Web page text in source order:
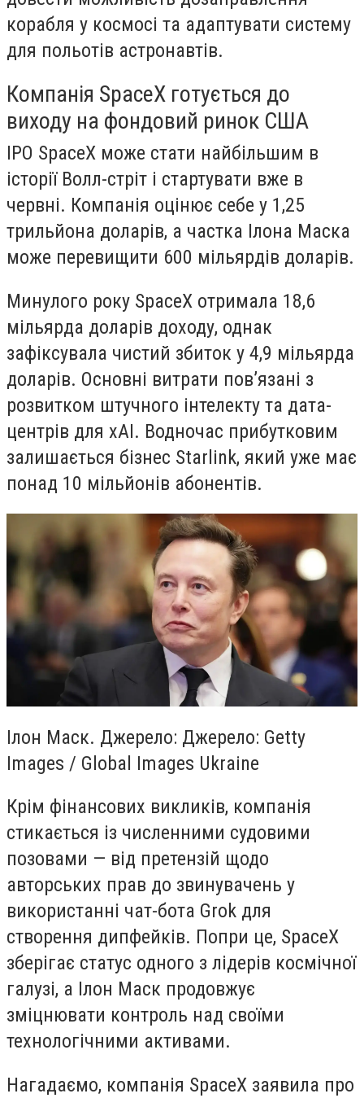
корабля у космосі та адаптувати систему
для польотів астронавтів.
Компанія SpaceX готується до
виходу на фондовий ринок США
IPO SpaceX може стати найбільшим в
історії Волл-стріт і стартувати вже в
червні. Компанія оцінює себе у 1,25
трильйона доларів, а частка Ілона Маска
може перевищити 600 мільярдів доларів.
Минулого року SpaceX отримала 18,6
мільярда доларів доходу, однак
зафіксувала чистий збиток у 4,9 мільярда
доларів. Основні витрати пов’язані з
розвитком штучного інтелекту та дата-
центрів для xAI. Водночас прибутковим
залишається бізнес Starlink, який уже має
понад 10 мільйонів абонентів.
Ілон Маск. Джерело: Джерело: Getty
Images / Global Images Ukraine
Крім фінансових викликів, компанія
стикається із численними судовими
позовами — від претензій щодо
авторських прав до звинувачень у
використанні чат-бота Grok для
створення дипфейків. Попри це, SpaceX
зберігає статус одного з лідерів космічної
галузі, а Ілон Маск продовжує
зміцнювати контроль над своїми
технологічними активами.
Нагадаємо, компанія SpaceX заявила про